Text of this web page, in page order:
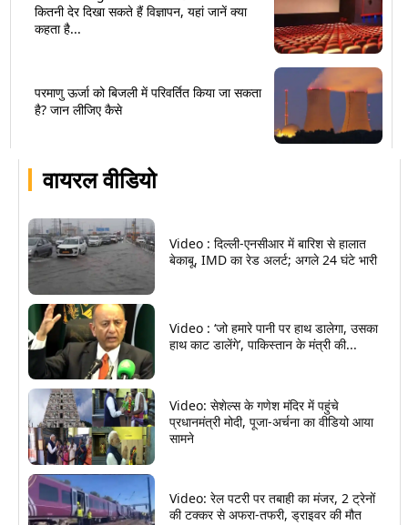
वायरल वीडियो
Video : दिल्ली-एनसीआर में बारिश से हालात
बेकाबू, IMD का रेड अलर्ट; अगले 24 घंटे भारी
Video : ‘जो हमारे पानी पर हाथ डालेगा, उसका
हाथ काट डालेंगे’, पाकिस्तान के मंत्री की...
Video: सेशेल्स के गणेश मंदिर में पहुंचे
प्रधानमंत्री मोदी, पूजा-अर्चना का वीडियो आया
सामने
Video: रेल पटरी पर तबाही का मंजर, 2 ट्रेनों
की टक्कर से अफरा-तफरी, ड्राइवर की मौत
कितनी देर दिखा सकते हैं विज्ञापन, यहां जानें क्या
कहता है...
परमाणु ऊर्जा को बिजली में परिवर्तित किया जा सकता
है? जान लीजिए कैसे